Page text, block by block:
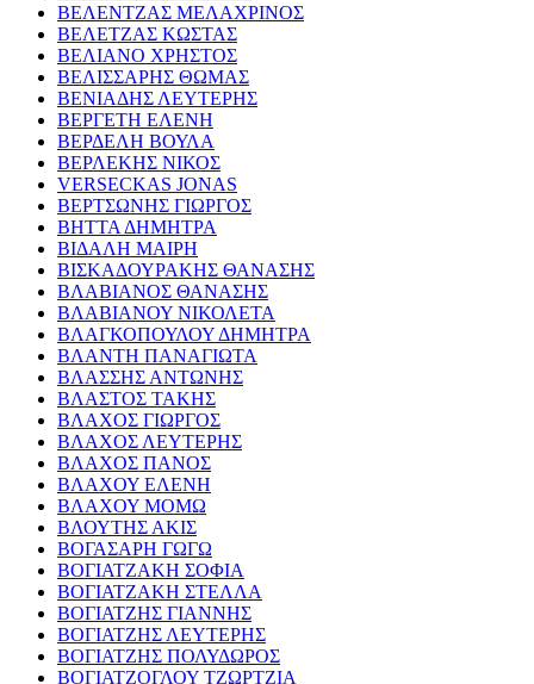
ΒΕΛΕΝΤΖΑΣ ΜΕΛΑΧΡΙΝΟΣ
ΒΕΛΕΤΖΑΣ ΚΩΣΤΑΣ
ΒΕΛΙΑΝΟ ΧΡΗΣΤΟΣ
ΒΕΛΙΣΣΑΡΗΣ ΘΩΜΑΣ
ΒΕΝΙΑΔΗΣ ΛΕΥΤΕΡΗΣ
ΒΕΡΓΕΤΗ ΕΛΕΝΗ
ΒΕΡΔΕΛΗ ΒΟΥΛΑ
ΒΕΡΛΕΚΗΣ ΝΙΚΟΣ
VERSECKAS JONAS
ΒΕΡΤΣΩΝΗΣ ΓΙΩΡΓΟΣ
ΒΗΤΤΑ ΔΗΜΗΤΡΑ
ΒΙΔΑΛΗ ΜΑΙΡΗ
ΒΙΣΚΑΔΟΥΡΑΚΗΣ ΘΑΝΑΣΗΣ
ΒΛΑΒΙΑΝΟΣ ΘΑΝΑΣΗΣ
ΒΛΑΒΙΑΝΟΥ ΝΙΚΟΛΕΤΑ
ΒΛΑΓΚΟΠΟΥΛΟΥ ΔΗΜΗΤΡΑ
ΒΛΑΝΤΗ ΠΑΝΑΓΙΩΤΑ
ΒΛΑΣΣΗΣ ΑΝΤΩΝΗΣ
ΒΛΑΣΤΟΣ ΤΑΚΗΣ
ΒΛΑΧΟΣ ΓΙΩΡΓΟΣ
ΒΛΑΧΟΣ ΛΕΥΤΕΡΗΣ
ΒΛΑΧΟΣ ΠΑΝΟΣ
ΒΛΑΧΟΥ ΕΛΕΝΗ
ΒΛΑΧΟΥ ΜΟΜΩ
ΒΛΟΥΤΗΣ ΑΚΙΣ
ΒΟΓΑΣΑΡΗ ΓΩΓΩ
ΒΟΓΙΑΤΖΑΚΗ ΣΟΦΙΑ
ΒΟΓΙΑΤΖΑΚΗ ΣΤΕΛΛΑ
ΒΟΓΙΑΤΖΗΣ ΓΙΑΝΝΗΣ
ΒΟΓΙΑΤΖΗΣ ΛΕΥΤΕΡΗΣ
ΒΟΓΙΑΤΖΗΣ ΠΟΛΥΔΩΡΟΣ
ΒΟΓΙΑΤΖΟΓΛΟΥ ΤΖΩΡΤΖΙΑ